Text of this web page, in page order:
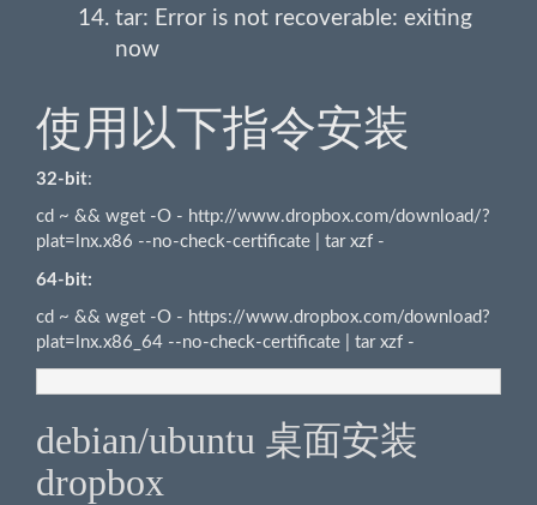
tar: Error is not recoverable: exiting
now
使用以下指令安装
32-bit:
cd ~ && wget -O - http://www.dropbox.com/download/?
plat=lnx.x86 --no-check-certificate | tar xzf -
64-bit:
cd ~ && wget -O - https://www.dropbox.com/download?
plat=lnx.x86_64 --no-check-certificate | tar xzf -
debian/ubuntu 桌面安装
dropbox